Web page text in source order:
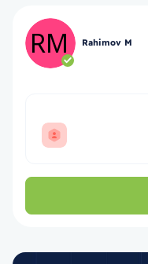
Rahimov M